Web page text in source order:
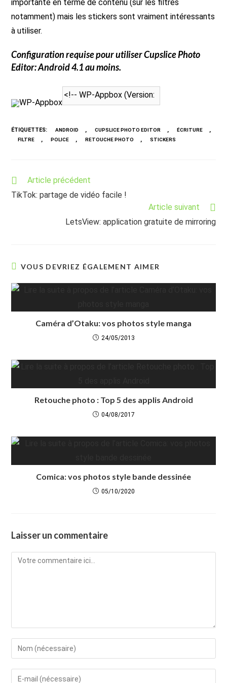
importante en terme de contenu (sur les filtres
notamment) mais les stickers sont vraiment intéressants
à utiliser.
Configuration requise pour utiliserCupslice Photo
Editor: Android 4.1 au moins.
WP-Appbox
ÉTIQUETTES: ANDROID , CUPSLICE PHOTO EDITOR , ÉCRITURE ,
FILTRE , POLICE , RETOUCHE PHOTO , STICKERS
Read
articles
Article précédent
TikTok: partage de vidéo facile !
Article suivant
LetsView: application gratuite de mirroring
VOUS DEVRIEZ ÉGALEMENT AIMER
Caméra d’Otaku: vos photos style manga
24/05/2013
Retouche photo : Top 5 des applis Android
04/08/2017
Comica: vos photos style bande dessinée
05/10/2020
Laisser un commentaire
Comment
Enter
your
name
Enter